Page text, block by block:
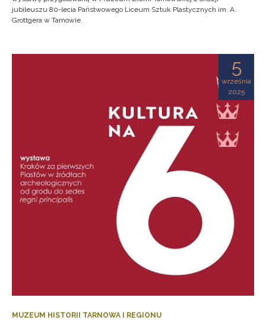
jubileuszu 80-lecia Państwowego Liceum Sztuk Plastycznych im. A.
Grottgera w Tarnowie.
5
września
2025
MUZEUM HISTORII TARNOWA I REGIONU